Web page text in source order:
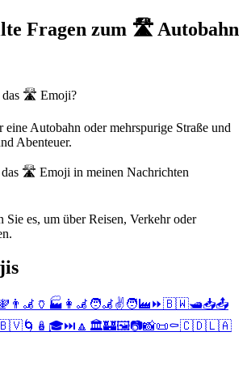
Fragen zum 🛣️ Autobahn
das 🛣️ Emoji?
eine Autobahn oder mehrspurige Straße und
Abenteuer.
🛣️ Emoji in meinen Nachrichten
Sie es, um über Reisen, Verkehr oder
👨‍🦼 🏺 🏭 👩‍🦼 🧑‍🦼✌️🧑‍🏭⏩🇧🇼🛥️📥📤
🌀 🪆 🎓⏭️ 🔼 🏛️🏰🖼️📷📸📜⚰️🇨🇩🇱🇦